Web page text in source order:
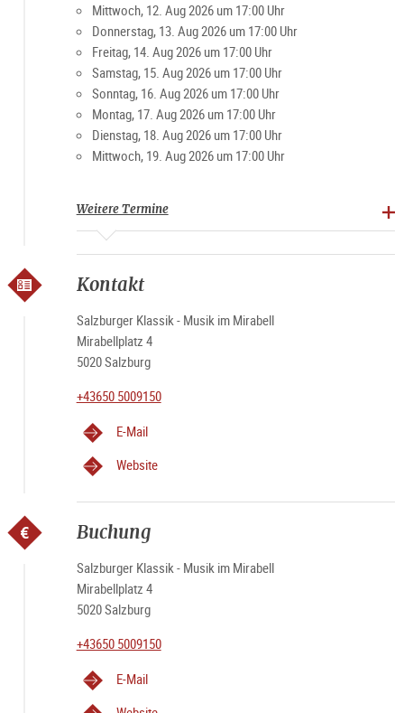
Mittwoch, 12. Aug 2026 um 17:00 Uhr
Donnerstag, 13. Aug 2026 um 17:00 Uhr
Freitag, 14. Aug 2026 um 17:00 Uhr
Samstag, 15. Aug 2026 um 17:00 Uhr
Sonntag, 16. Aug 2026 um 17:00 Uhr
Montag, 17. Aug 2026 um 17:00 Uhr
Dienstag, 18. Aug 2026 um 17:00 Uhr
Mittwoch, 19. Aug 2026 um 17:00 Uhr
Weitere Termine
Kontakt
Salzburger Klassik - Musik im Mirabell
Mirabellplatz 4
5020 Salzburg
+43650 5009150
E-Mail
Website
Buchung
Salzburger Klassik - Musik im Mirabell
Mirabellplatz 4
5020 Salzburg
+43650 5009150
E-Mail